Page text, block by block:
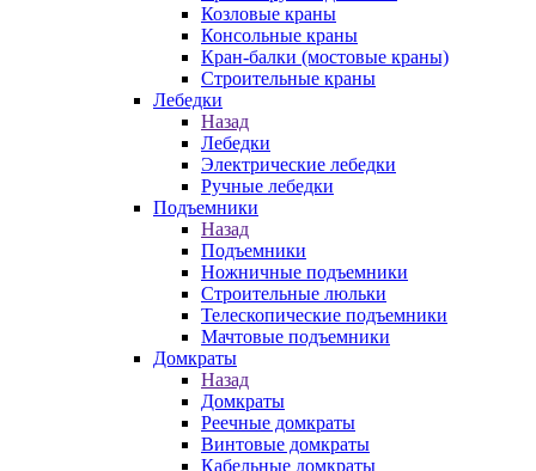
Козловые краны
Консольные краны
Кран-балки (мостовые краны)
Строительные краны
Лебедки
Назад
Лебедки
Электрические лебедки
Ручные лебедки
Подъемники
Назад
Подъемники
Ножничные подъемники
Строительные люльки
Телескопические подъемники
Мачтовые подъемники
Домкраты
Назад
Домкраты
Реечные домкраты
Винтовые домкраты
Кабельные домкраты